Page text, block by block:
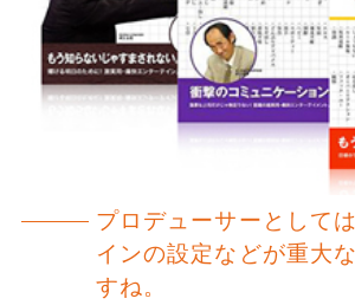
プロデューサーとして
インの設定などが重大
すね。